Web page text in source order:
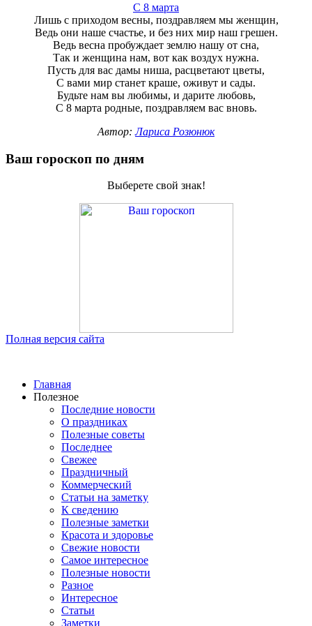
С 8 марта
Лишь с приходом весны, поздравляем мы женщин,
Ведь они наше счастье, и без них мир наш грешен.
Ведь весна пробуждает землю нашу от сна,
Так и женщина нам, вот как воздух нужна.
Пусть для вас дамы ниша, расцветают цветы,
С вами мир станет краше, оживут и сады.
Будьте нам вы любимы, и дарите любовь,
С 8 марта родные, поздравляем вас вновь.
Автор:Лариса Розюнюк
Ваш гороскоп по дням
Выберете свой знак!
Полная версия сайта
Главная
Полезное
Последние новости
О праздниках
Полезные советы
Последнее
Свежее
Праздничный
Коммерческий
Статьи на заметку
К сведению
Полезные заметки
Красота и здоровье
Свежие новости
Самое интересное
Полезные новости
Разное
Интересное
Статьи
Заметки